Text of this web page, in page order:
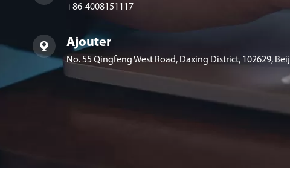
+86-4008151117
 Ajouter
No. 55 Qingfeng West Road, Daxing District, 102629,